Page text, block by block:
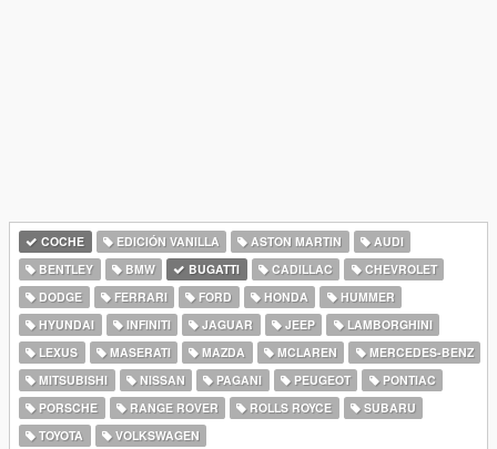
COCHE EDICIÓN VANILLA ASTON MARTIN
AUDI
BENTLEY
BMW BUGATTI CADILLAC
CHEVROLET
DODGE
FERRARI FORD HONDA
HUMMER
HYUNDAI
INFINITI JAGUAR JEEP
LAMBORGHINI
LEXUS
MASERATI MAZDA MCLAREN
MERCEDES-BENZ
MITSUBISHI
NISSAN PAGANI PEUGEOT
PONTIAC
PORSCHE
RANGE ROVER ROLLS ROYCE
SUBARU
TOYOTA
VOLKSWAGEN